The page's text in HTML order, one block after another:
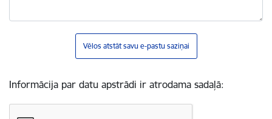
Vēlos atstāt savu e-pastu saziņai
Informācija par datu apstrādi ir atrodama sadaļā: